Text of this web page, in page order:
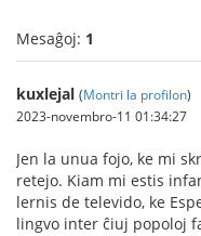
Mesaĝoj: 1
kuxlejal (Montri la profilon)
2023-novembro-11 01:34:27
Jen la unua fojo, ke mi
retejo. Kiam mi estis
lernis de televido, ke
lingvo inter ĉiuj popoloj